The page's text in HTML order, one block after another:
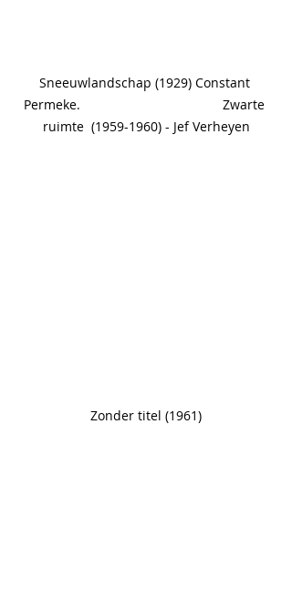
Sneeuwlandschap (1929) Constant
Permeke.                                       Zwarte
ruimte  (1959-1960) - Jef Verheyen
Zonder titel (1961)